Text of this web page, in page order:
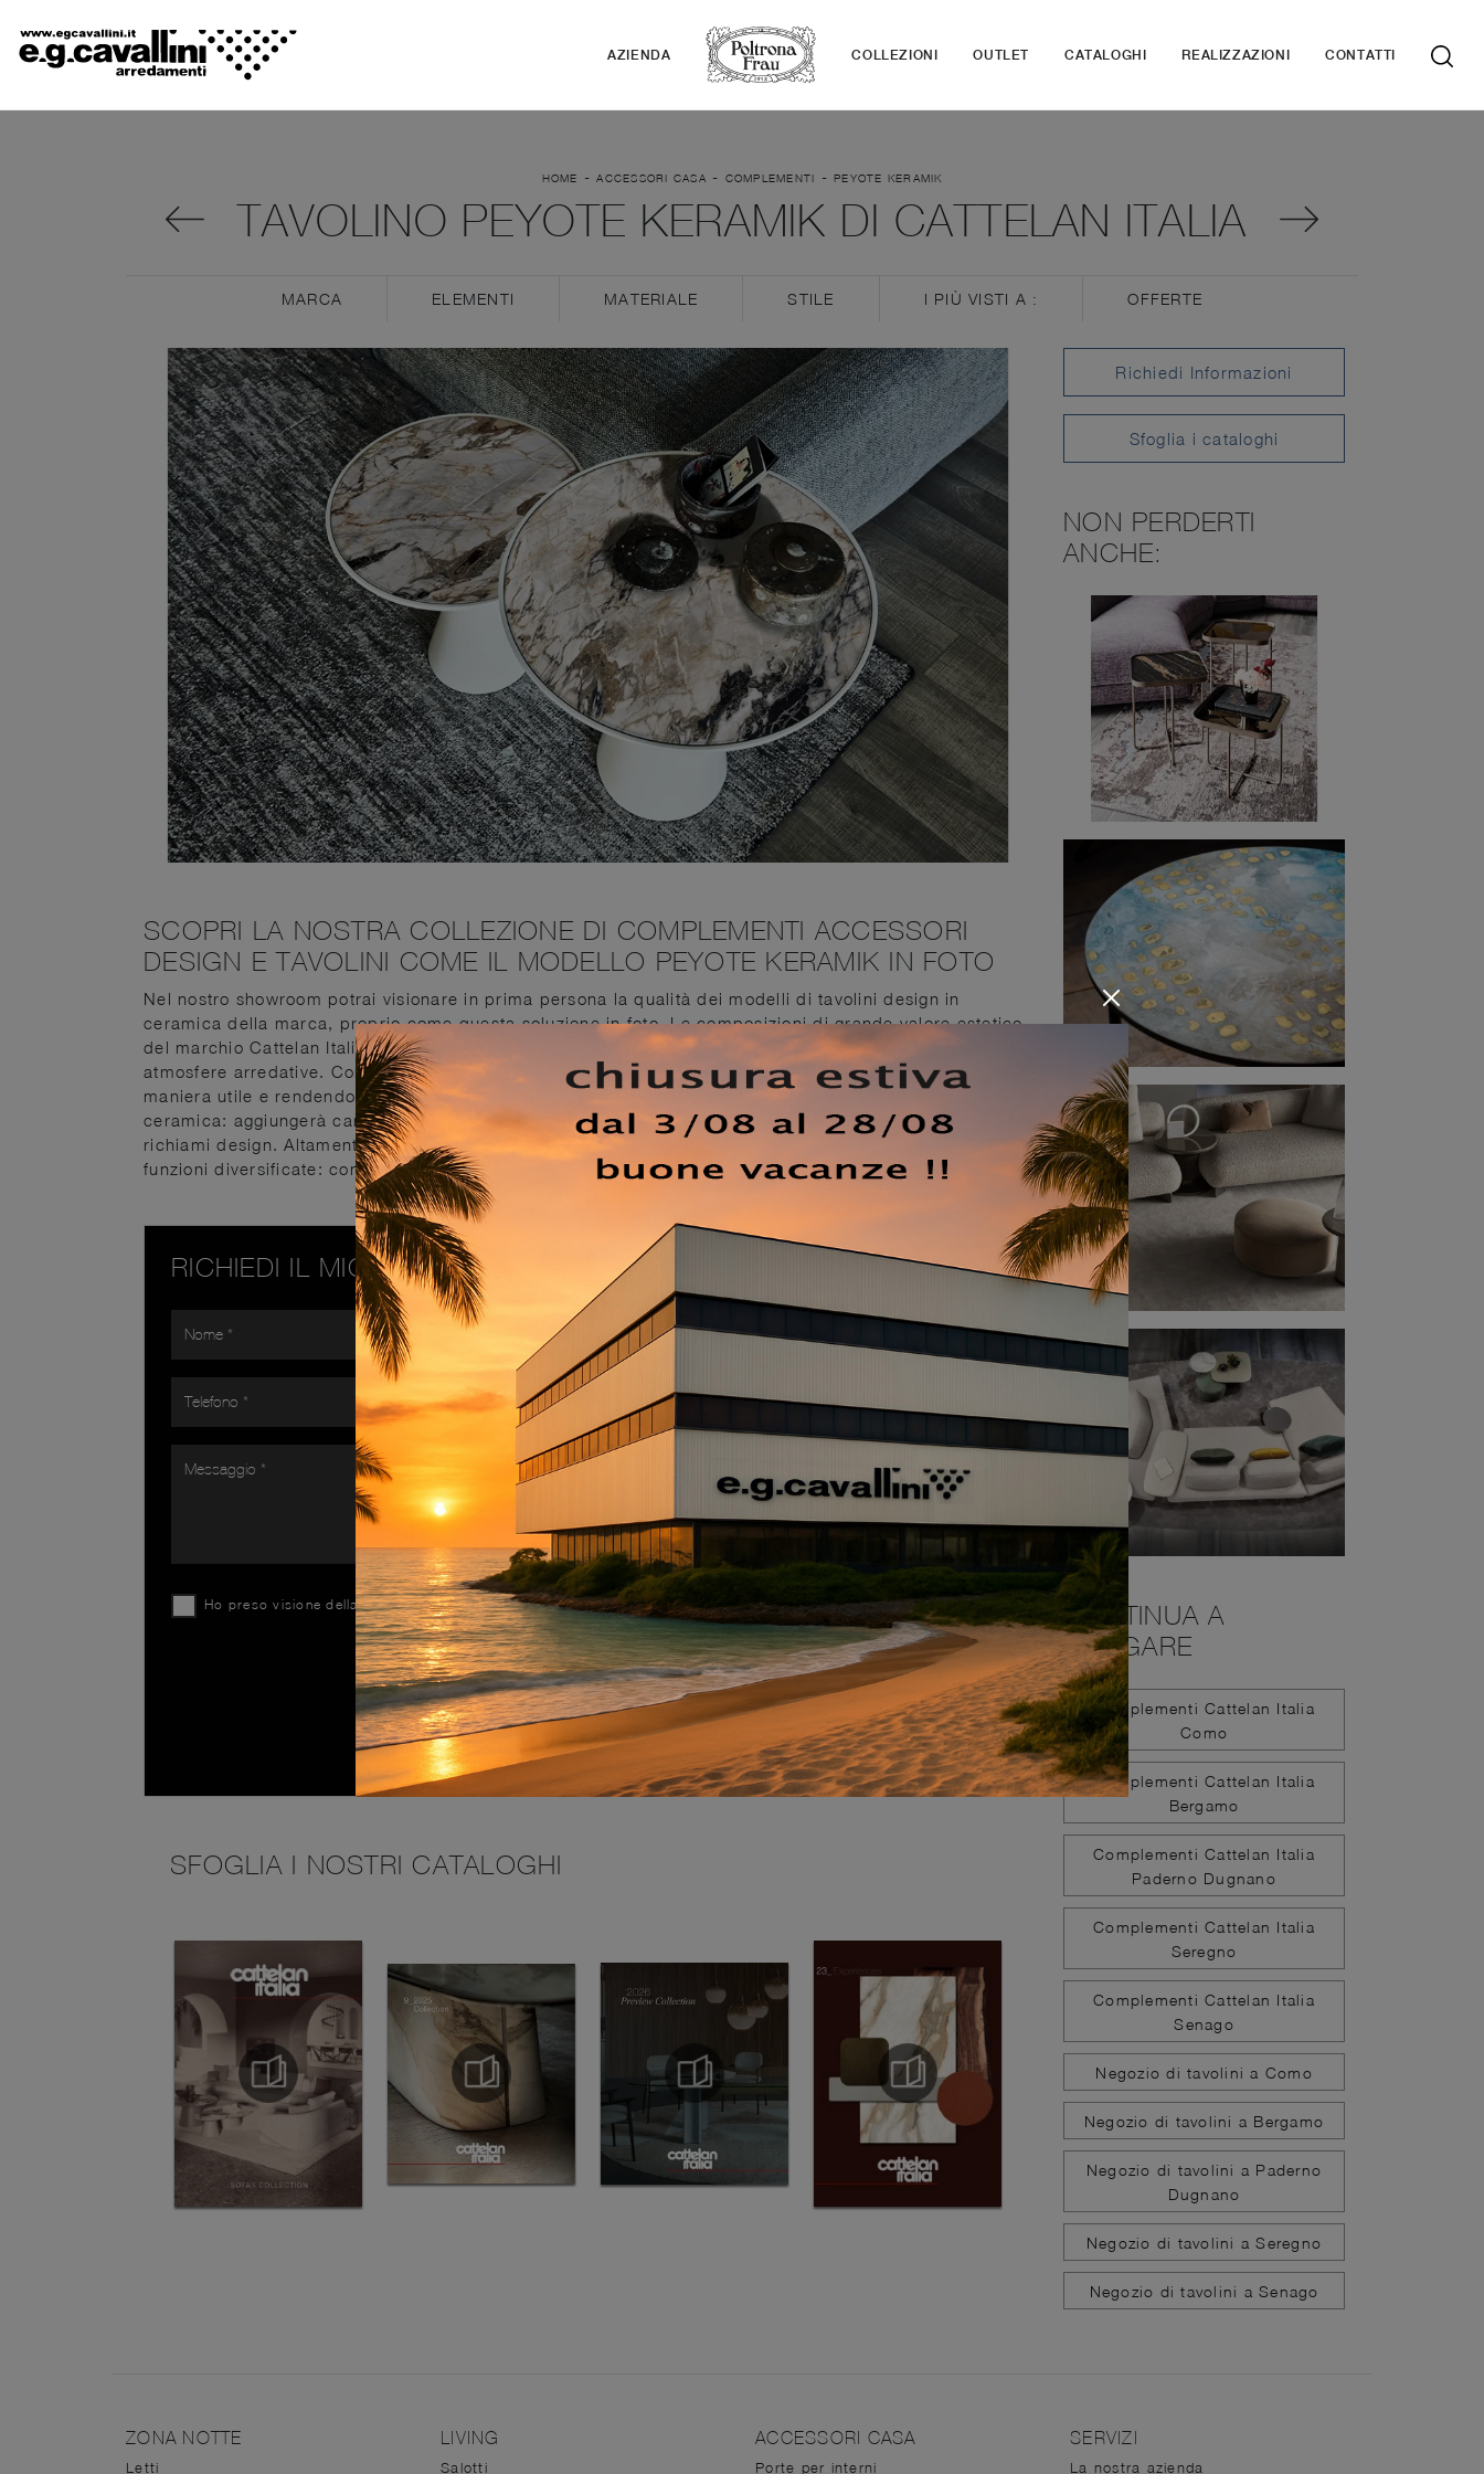
AZIENDA COLLEZIONI OUTLET CATALOGHI REALIZZAZIONI CONTATTI
HOME -ACCESSORI CASA - COMPLEMENTI - PEYOTE KERAMIK
TAVOLINO PEYOTE KERAMIK DI CATTELAN ITALIA
MARCA ELEMENTI MATERIALE STILE I PIÙ VISTI A : OFFERTE
SCOPRI LA NOSTRA COLLEZIONE DI COMPLEMENTI ACCESSORI
DESIGN E TAVOLINI COME IL MODELLO PEYOTE KERAMIK IN FOTO
Nel nostro showroom potrai visionare in prima persona la qualità dei modelli di tavolini design in
ceramica della marca, proprio come questa soluzione in foto. Le composizioni di grande valore estetico
del marchio Cattelan Italia personalizzano l'habitat con i loro colori e gusto, ricreando peculiari
atmosfere arredative. Complementi e tavolini completano l'arredo di casa, riempiendo lo spazio in
maniera utile e rendendolo accogliente e bello da vedere. Tavolino Peyote Keramik di Cattelan Italia in
ceramica: aggiungerà carattere e fascino a un locale ammobiliato con mobili ed elementi accessori dai
richiami design. Altamente versatili e multifunzionali, i Complementi design in ceramica svolgono
funzioni diversificate: completano le doti di funzionalità e il valore estetico del locale.
RICHIEDI IL MIGLIOR PREZZO
Ho preso visione dellaPrivacy Policy
INVIA
SFOGLIA I NOSTRI CATALOGHI
Richiedi Informazioni
Sfoglia i cataloghi
NON PERDERTI
ANCHE:
CONTINUA A
NAVIGARE
Complementi Cattelan Italia
Como
Complementi Cattelan Italia
Bergamo
Complementi Cattelan Italia
Paderno Dugnano
Complementi Cattelan Italia
Seregno
Complementi Cattelan Italia
Senago
Negozio di tavolini a Como
Negozio di tavolini a Bergamo
Negozio di tavolini a Paderno
Dugnano
Negozio di tavolini a Seregno
Negozio di tavolini a Senago
ZONA NOTTE
Letti
LIVING
Salotti
ACCESSORI CASA
Porte per interni
SERVIZI
La nostra azienda